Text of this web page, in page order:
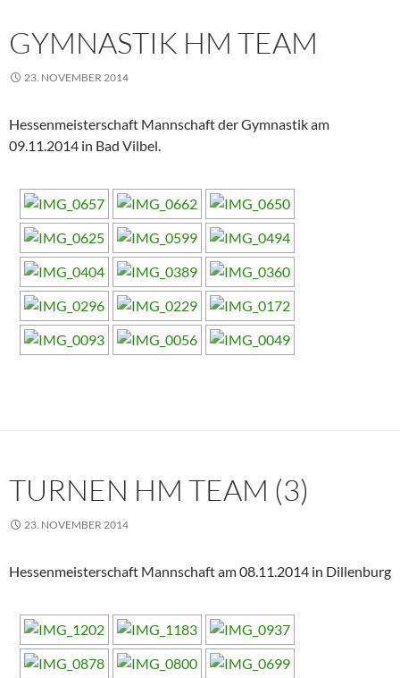
GYMNASTIK HM TEAM
23. NOVEMBER 2014
Hessenmeisterschaft Mannschaft der Gymnastik am
09.11.2014 in Bad Vilbel.
TURNEN HM TEAM (3)
23. NOVEMBER 2014
Hessenmeisterschaft Mannschaft am 08.11.2014 in Dillenburg